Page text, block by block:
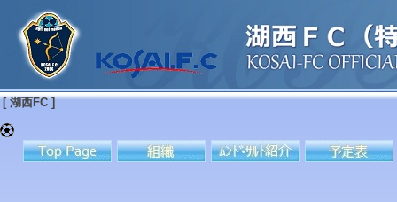
[ 湖西FC ]